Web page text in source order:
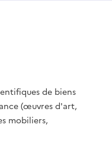
de biens
(œuvres d'art,
mobiliers,